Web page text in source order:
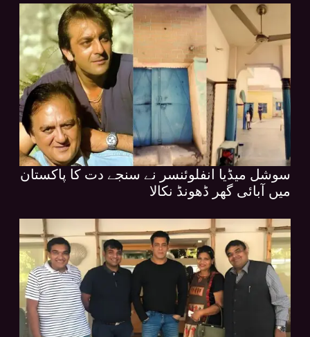
سوشل میڈیا انفلوئنسر نے سنجے دت کا پاکستان
میں آبائی گھر ڈھونڈ نکالا